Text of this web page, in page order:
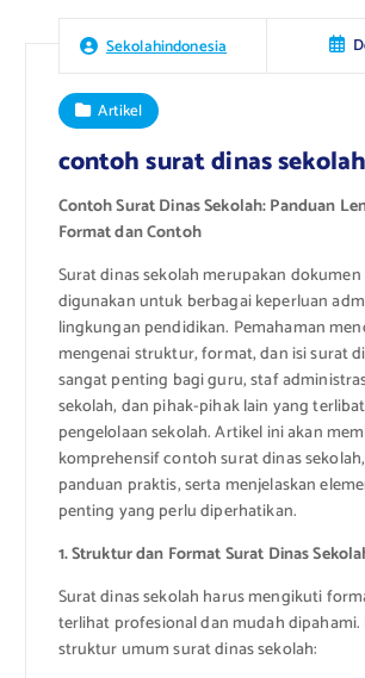
Sekolahindonesia
Artikel
contoh surat dinas sekolah
Contoh Surat Dinas Sekolah: Panduan
Format dan Contoh
Surat dinas sekolah merupakan
digunakan untuk berbagai keperluan
lingkungan pendidikan. Pemahaman
mengenai struktur, format, dan isi surat
sangat penting bagi guru, staf
sekolah, dan pihak-pihak lain yang
pengelolaan sekolah. Artikel ini akan
komprehensif contoh surat dinas
panduan praktis, serta menjelaskan
penting yang perlu diperhatikan.
1. Struktur dan Format Surat Dinas
Surat dinas sekolah harus mengikuti
terlihat profesional dan mudah dipahami.
struktur umum surat dinas sekolah: